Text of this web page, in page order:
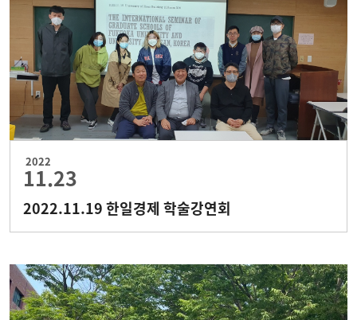
2022
11.23
2022.11.19 한일경제 학술강연회